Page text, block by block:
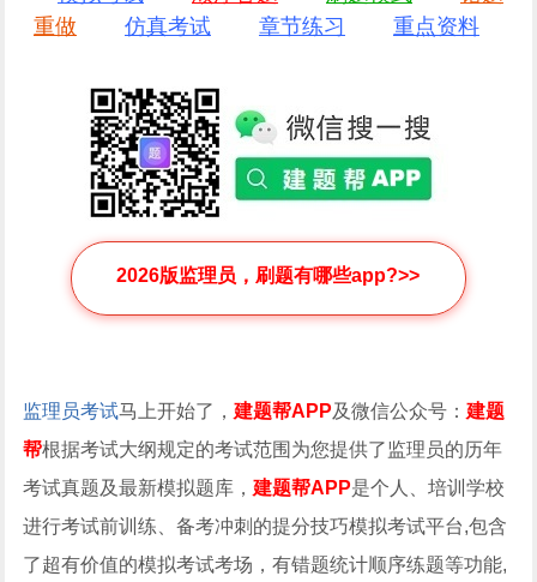
重做
仿真考试 章节练习 重点资料
2026版监理员，刷题有哪些app?>>
监理员考试马上开始了，建题帮APP及微信公众号：建题
帮根据考试大纲规定的考试范围为您提供了监理员的历年
考试真题及最新模拟题库，建题帮APP是个人、培训学校
进行考试前训练、备考冲刺的提分技巧模拟考试平台,包含
了超有价值的模拟考试考场，有错题统计顺序练题等功能,